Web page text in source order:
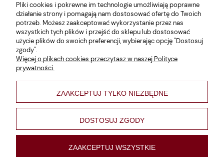
Dane firmy
Jak szukać?
Polityka prywatności
Regulamin
Poltyka cookies
varsaviana
Nowości
Pliki cookies i pokrewne im technologie umożliwiają poprawne
działanie strony i pomagają nam dostosować ofertę do Twoich
potrzeb. Możesz zaakceptować wykorzystanie przez nas
wszystkich tych plików i przejść do sklepu lub dostosować
użycie plików do swoich preferencji, wybierając opcję "Dostosuj
zgody".
Więcej o plikach cookies przeczytasz w naszej Polityce
prywatności.
ZAAKCEPTUJ TYLKO NIEZBĘDNE
DOSTOSUJ ZGODY
ZAAKCEPTUJ WSZYSTKIE